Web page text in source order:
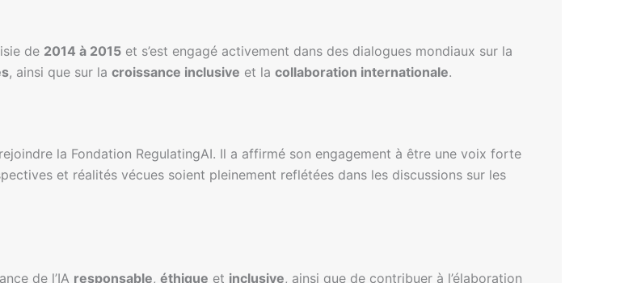
de 2014 à 2015 et s’est engagé activement dans des dialogues mondiaux sur la
, ainsi que sur la croissance inclusive et la collaboration internationale.
la Fondation RegulatingAI. Il a affirmé son engagement à être une voix forte
et réalités vécues soient pleinement reflétées dans les discussions sur les
de l’IA responsable, éthique et inclusive, ainsi que de contribuer à l’élaboration